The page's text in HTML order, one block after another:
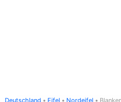
Deutschland Eifel Nordeifel